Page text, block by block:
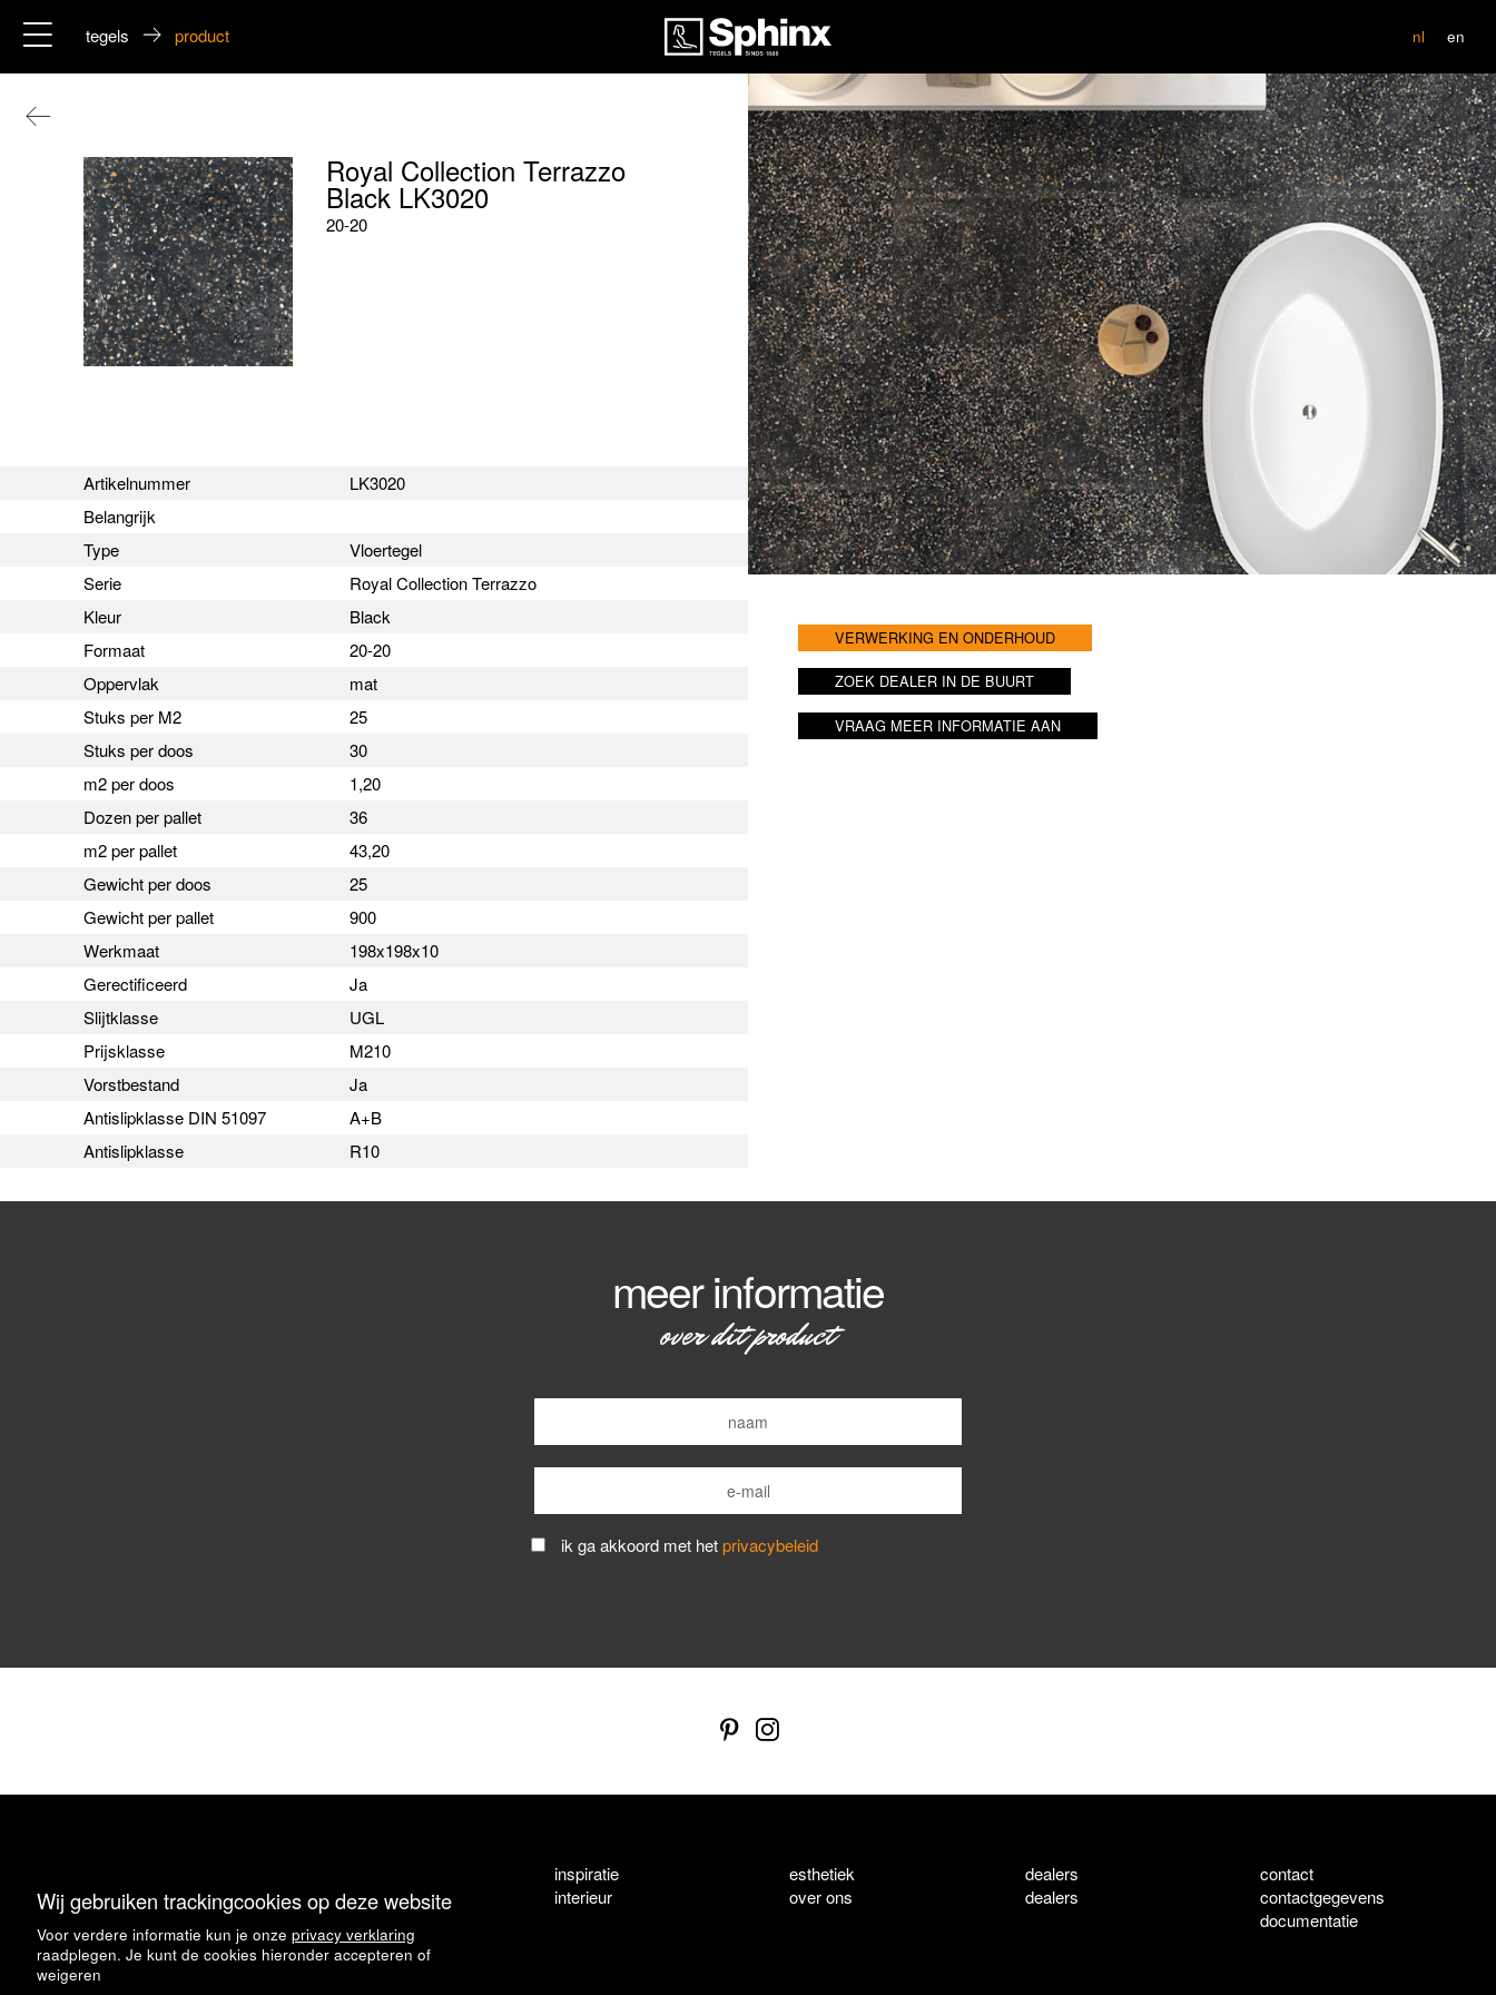
Wij gebruiken trackingcookies op deze website
Voor verdere informatie kun je onze privacy verklaring
raadplegen. Je kunt de cookies hieronder accepteren of
weigeren
tegels product nl en
Royal Collection Terrazzo
Black LK3020
20-20
Artikelnummer
LK3020
Belangrijk
Type
Vloertegel
Serie
Royal Collection Terrazzo
Kleur
Black
Formaat
20-20
Oppervlak
mat
Stuks per M2
25
Stuks per doos
30
m2 per doos
1,20
Dozen per pallet
36
m2 per pallet
43,20
Gewicht per doos
25
Gewicht per pallet
900
Werkmaat
198x198x10
Gerectificeerd
Ja
Slijtklasse
UGL
Prijsklasse
M210
Vorstbestand
Ja
Antislipklasse DIN 51097
A+B
Antislipklasse
R10
VERWERKING EN ONDERHOUD
ZOEK DEALER IN DE BUURT
VRAAG MEER INFORMATIE AAN
meer informatie
over dit product
ik ga akkoord met hetprivacybeleid
formaat
look
patronen
inspiratie
interieur
esthetiek
over ons
dealers
dealers
contact
contactgegevens
documentatie